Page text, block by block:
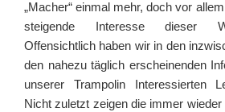
„Macher“ einmal mehr, doch vor
steigende Interesse dieser
Offensichtlich haben wir in den
den nahezu täglich erscheinenden
unserer Trampolin Interessierten
Nicht zuletzt zeigen die immer